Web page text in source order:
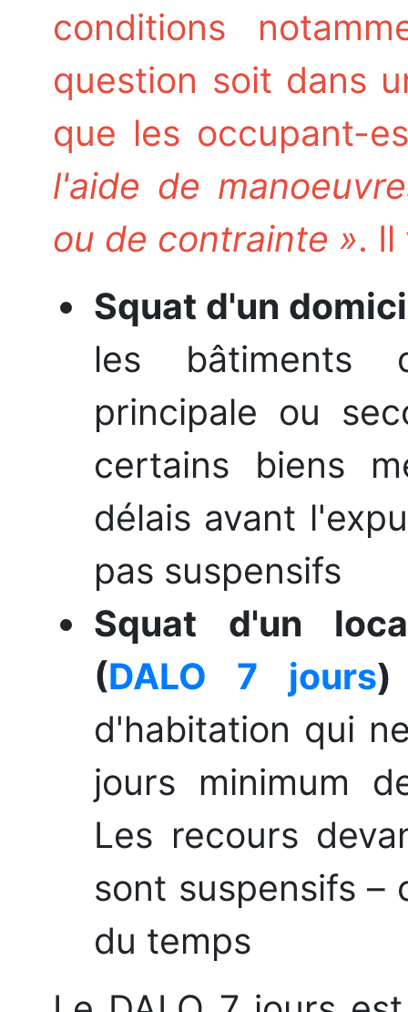
conditions
question soit dans
que les occupant-
l'aide de
ou de contrainte ».
Squat d'un
les bâtiments
principale ou
certains biens
délais avant
pas suspensifs
Squat d'un
(DALO 7 jours
d'habitation qui
jours minimum
Les recours
sont suspensifs –
du temps